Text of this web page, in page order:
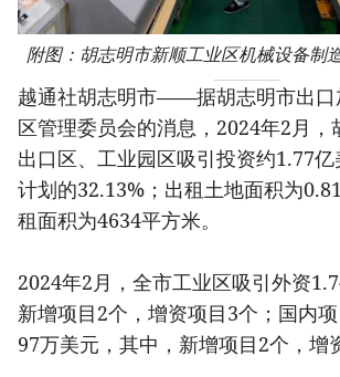
附图：胡志明市新顺工业区机械设备制
越通社胡志明市——据胡志明市出口
区管理委员会的消息，2024年2月，
出口区、工业园区吸引投资约1.77
计划的32.13%；出租土地面积为
租面积为4634平方米。
2024年2月，全市工业区吸引外资
新增项目2个，增资项目3个；国内
97万美元，其中，新增项目2个，增